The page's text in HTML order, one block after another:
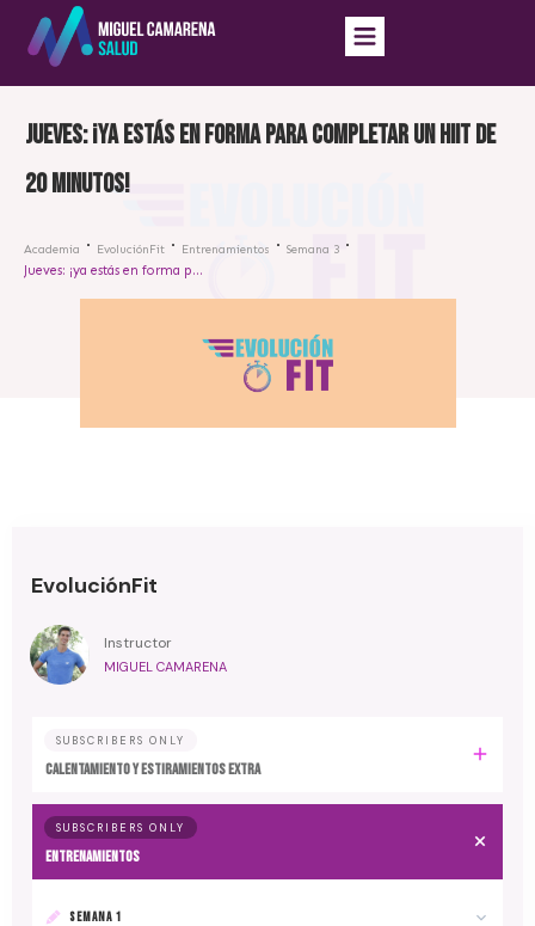
Jueves: ¡ya estás en forma para completar un HIIT de
20 minutos!
Academia EvoluciónFit Entrenamientos Semana 3
Jueves: ¡ya estás en forma para completar un HIIT de 20 minutos!
EvoluciónFit
Instructor
MIGUEL CAMARENA
SUBSCRIBERS ONLY
Calentamiento y estiramientos extra
SUBSCRIBERS ONLY
Entrenamientos
SEMANA 1